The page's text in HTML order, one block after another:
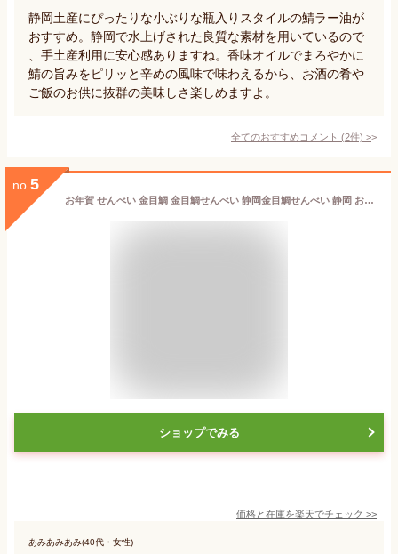
静岡土産にぴったりな小ぶりな瓶入りスタイルの鯖ラー油が
おすすめ。静岡で水上げされた良質な素材を用いているので
、手土産利用に安心感ありますね。香味オイルでまろやかに
鯖の旨みをピリッと辛めの風味で味わえるから、お酒の肴や
ご飯のお供に抜群の美味しさ楽しめますよ。
全てのおすすめコメント (2件) >
no. 5
お年賀 せんべい 金目鯛 金目鯛せんべい 静岡金目鯛せんべい 静岡 お土産 おみやげ ギフト 贈り物 手土産 おすそ分け 海鮮 煎餅 個包装 配りやすい 企業 会社 ぬまずん わかふじ お年賀 来訪用 店舗用 16枚
ショップでみる
価格と在庫を楽天でチェック >>
あみあみあみ(40代・女性)